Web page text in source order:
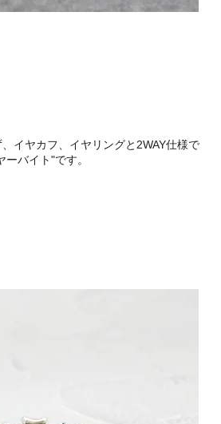
イヤカフ、イヤリングと2WAY仕様で
バイト"です。